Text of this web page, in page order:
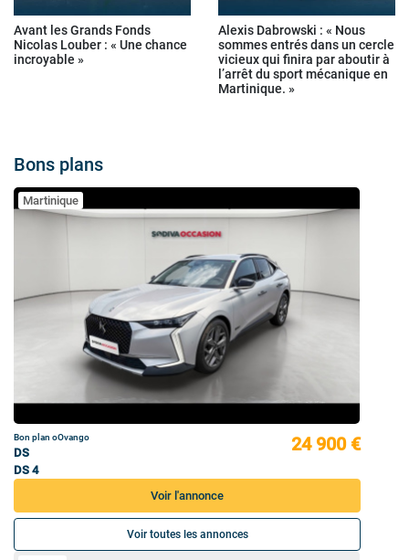
Avant les Grands Fonds
Nicolas Louber : « Une chance
incroyable »
Alexis Dabrowski : « Nous
sommes entrés dans un cercle
vicieux qui finira par aboutir à
l’arrêt du sport mécanique en
Martinique. »
Bons plans
Martinique
Bon plan oOvango
DS
DS 4
24 900 €
Voir l'annonce
Voir toutes les annonces